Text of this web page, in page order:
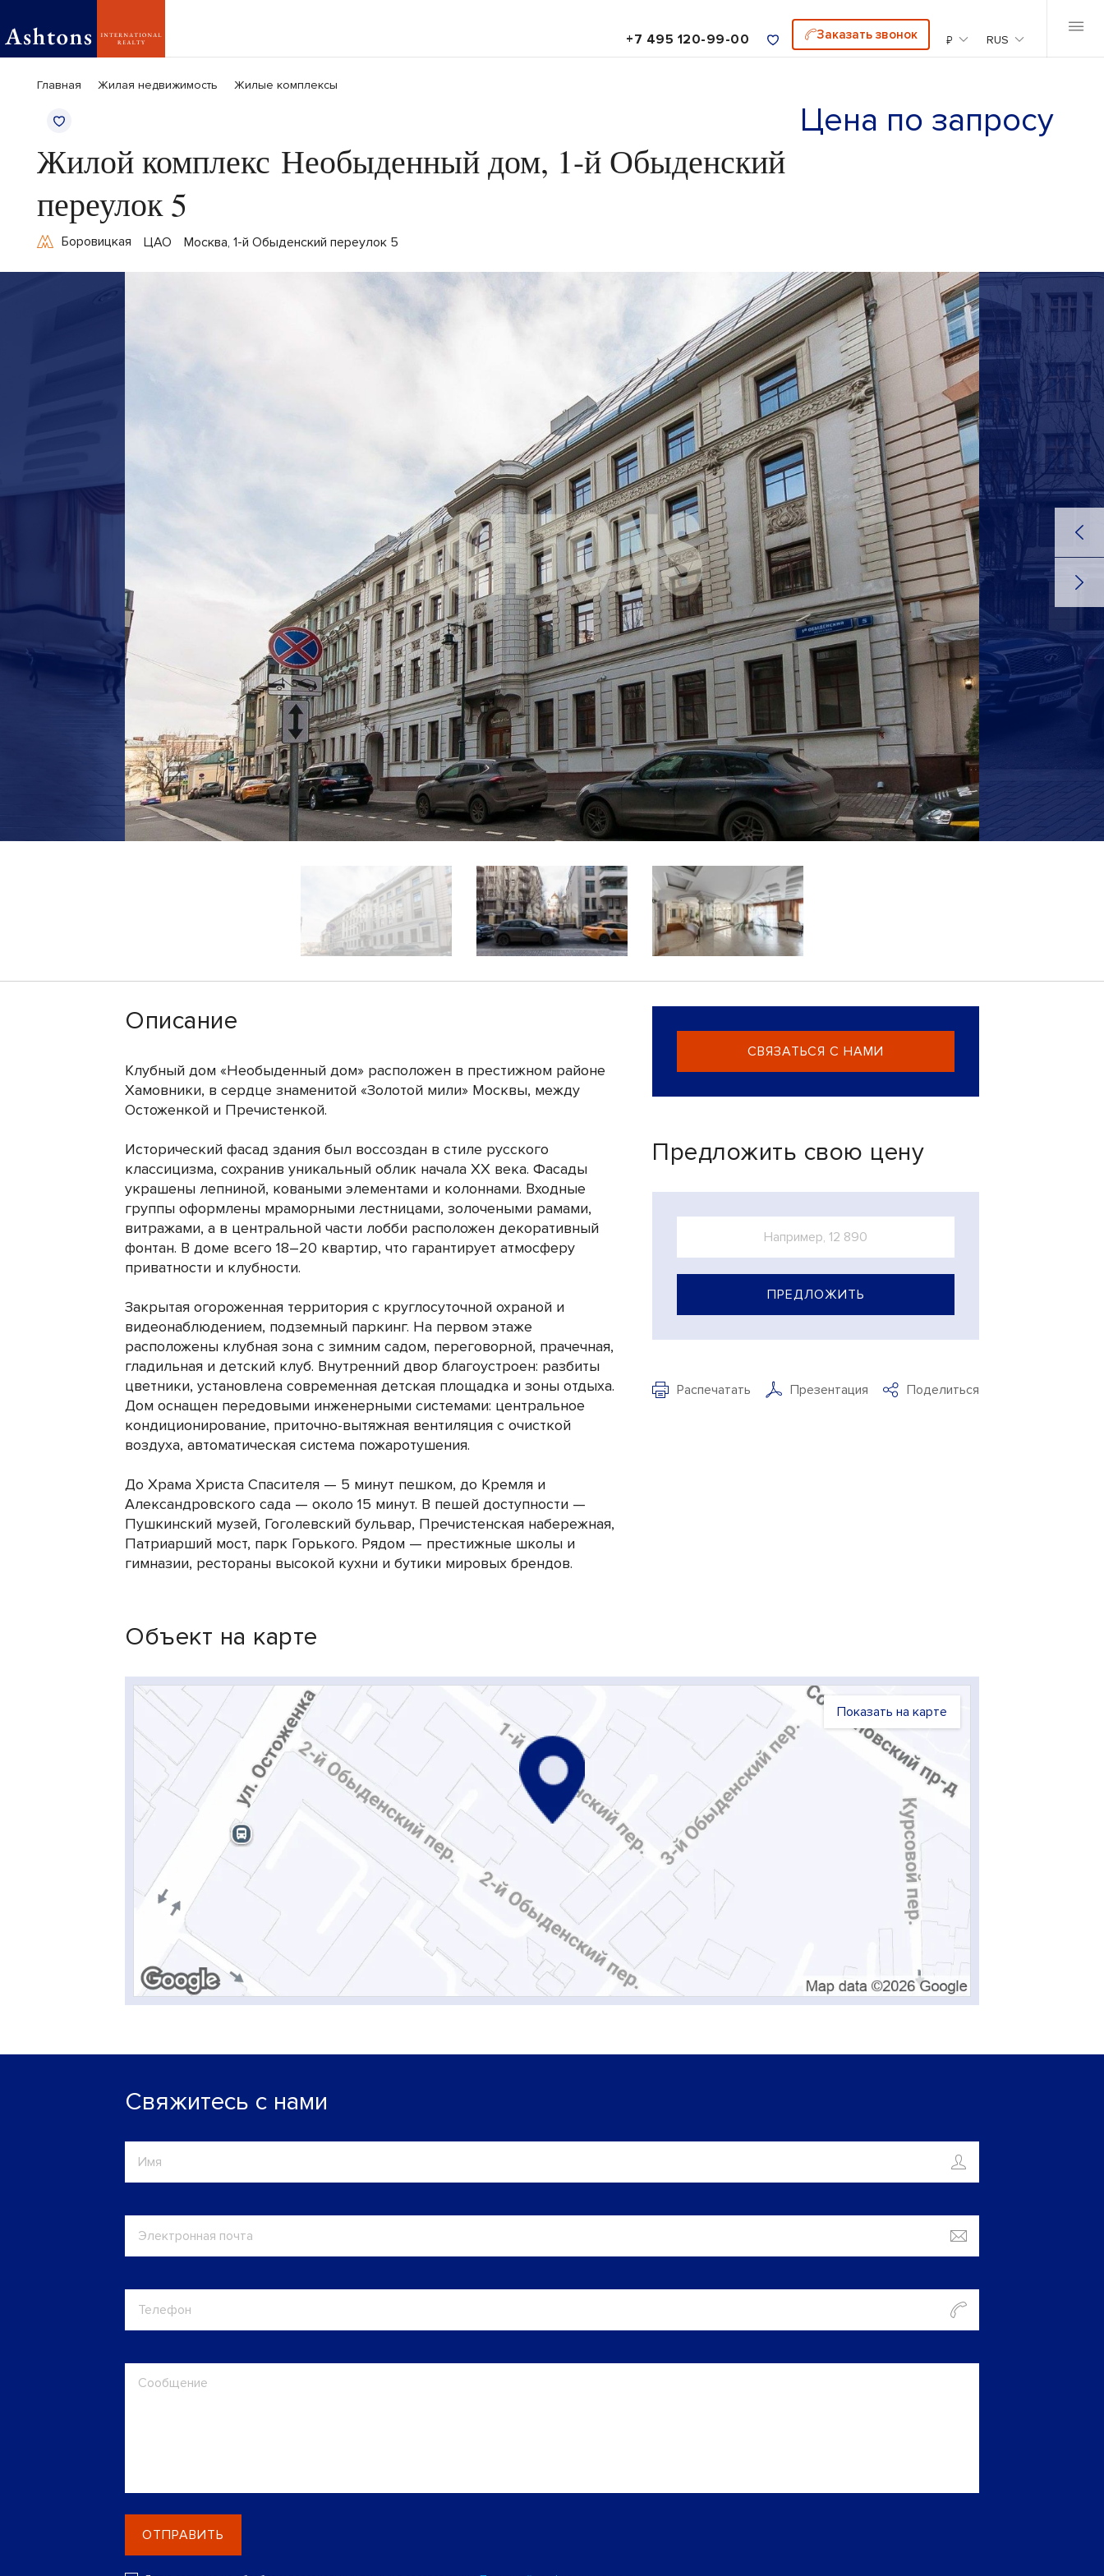
+7 495 120-99-00 Заказать звонок ₽ RUS
Главная Жилая недвижимость Жилые комплексы
Жилой комплекс Необыденный дом, 1-й Обыденский
переулок 5
Боровицкая ЦАО Москва, 1-й Обыденский переулок 5
Цена по запросу
Описание
Клубный дом «Необыденный дом» расположен в престижном районе
Хамовники, в сердце знаменитой «Золотой мили» Москвы, между
Остоженкой и Пречистенкой.
Исторический фасад здания был воссоздан в стиле русского
классицизма, сохранив уникальный облик начала XX века. Фасады
украшены лепниной, коваными элементами и колоннами. Входные
группы оформлены мраморными лестницами, золочеными рамами,
витражами, а в центральной части лобби расположен декоративный
фонтан. В доме всего 18–20 квартир, что гарантирует атмосферу
приватности и клубности.
Закрытая огороженная территория с круглосуточной охраной и
видеонаблюдением, подземный паркинг. На первом этаже
расположены клубная зона с зимним садом, переговорной, прачечная,
гладильная и детский клуб. Внутренний двор благоустроен: разбиты
цветники, установлена современная детская площадка и зоны отдыха.
Дом оснащен передовыми инженерными системами: центральное
кондиционирование, приточно-вытяжная вентиляция с очисткой
воздуха, автоматическая система пожаротушения.
До Храма Христа Спасителя — 5 минут пешком, до Кремля и
Александровского сада — около 15 минут. В пешей доступности —
Пушкинский музей, Гоголевский бульвар, Пречистенская набережная,
Патриарший мост, парк Горького. Рядом — престижные школы и
гимназии, рестораны высокой кухни и бутики мировых брендов.
СВЯЗАТЬСЯ С НАМИ
Предложить свою цену
ПРЕДЛОЖИТЬ
Распечатать Презентация Поделиться
Объект на карте
Показать на карте
Свяжитесь с нами
ОТПРАВИТЬ